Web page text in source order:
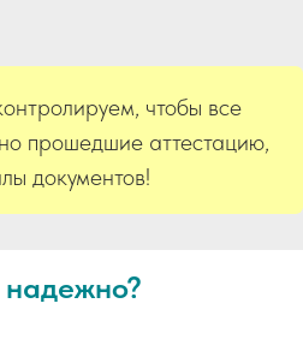
чтобы все
прошедшие аттестацию,
документов!